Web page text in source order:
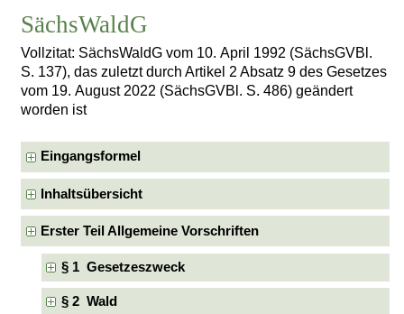
SächsWaldG
Vollzitat: SächsWaldG vom 10. April 1992 (SächsGVBl.
S. 137), das zuletzt durch Artikel 2 Absatz 9 des Gesetzes
vom 19. August 2022 (SächsGVBl. S. 486) geändert
worden ist
Eingangsformel
Inhaltsübersicht
Erster Teil Allgemeine Vorschriften
§ 1 Gesetzeszweck
§ 2 Wald